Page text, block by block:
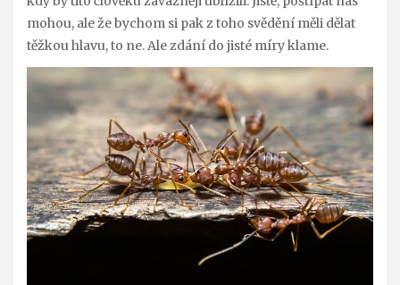
mohou, ale že bychom si pak z toho svědění měli dělat
těžkou hlavu, to ne.Ale zdání do jisté míry klame.